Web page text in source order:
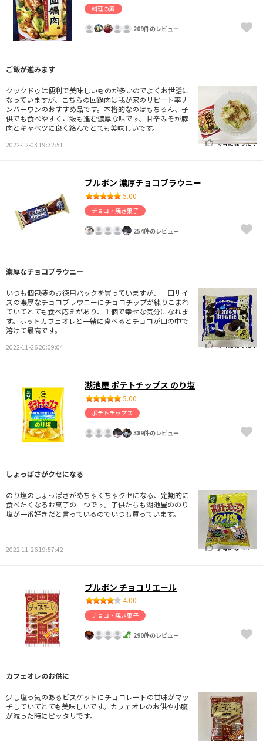
料理の素
209件のレビュー
ご飯が進みます
クックドゥは便利で美味しいものが多いのでよくお世話に
なっていますが、こちらの回鍋肉は我が家のリピート率ナ
ンバーワンのおすすめ品です。本格的なのはもちろん、子
供でも食べやすくご飯も進む濃厚な味です。甘辛みそが豚
肉とキャベツに良く絡んでとても美味しいです。
2022-12-03 19:32:51 参考になった！
ブルボン 濃厚チョコブラウニー
5.00
チョコ・焼き菓子
254件のレビュー
濃厚なチョコブラウニー
いつも個包装のお徳用パックを買っていますが、一口サイ
ズの濃厚なチョコブラウニーにチョコチップが練りこまれ
ていてとても食べ応えがあり、１個で幸せな気分になれま
す。ホットカフェオレと一緒に食べるとチョコが口の中で
溶けて最高です。
2022-11-26 20:09:04 参考になった！
湖池屋 ポテトチップス のり塩
5.00
ポテトチップス
389件のレビュー
しょっぱさがクセになる
のり塩のしょっぱさがめちゃくちゃクセになる、定期的に
食べたくなるお菓子の一つです。子供たちも湖池屋ののり
塩が一番好きだと言っているのでいつも買っています。
2022-11-26 19:57:42 参考になった！
ブルボン チョコリエール
4.00
チョコ・焼き菓子
290件のレビュー
カフェオレのお供に
少し塩っ気のあるビスケットにチョコレートの甘味がマッ
チしていてとても美味しいです。カフェオレのお供や小腹
が減った時にピッタリです。